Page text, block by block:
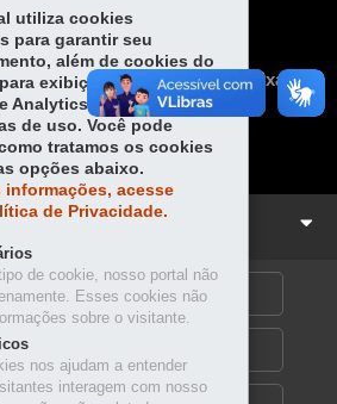
Fa
ce
bo
ok
Tw
itt
er
ts
Ap
p
Início Imprimir Baixar
utiliza cookies
para garantir seu
além de cookies do
exibição de vídeos e
Analytics para coleta de
de uso. Você pode
tratamos os cookies
opções abaixo.
informações, acesse
de Privacidade.
de cookie, nosso portal não
Esses cookies não
sobre o visitante.
nos ajudam a entender
interagem com nosso